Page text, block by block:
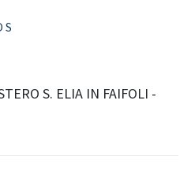
S
S. ELIA IN FAIFOLI -